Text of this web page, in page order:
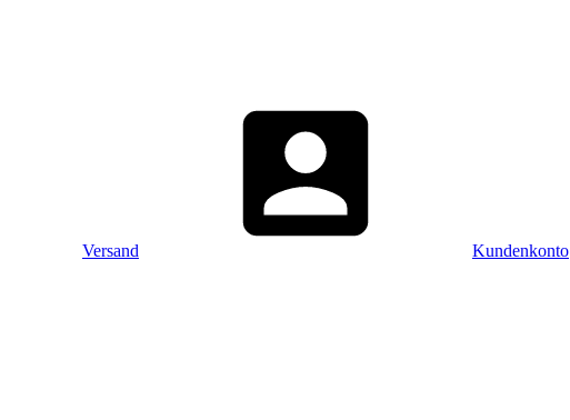
Versand Kundenkonto